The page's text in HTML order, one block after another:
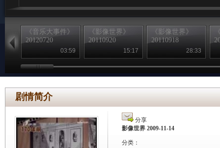
《音乐大事件》
20120720
03:59
《影像世界》
20110920
15:17
《影像世界》
20110918
28:33
剧情简介
分享
影像世界 2009-11-14
分类：